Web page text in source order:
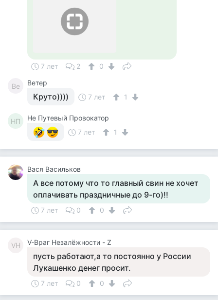
7 лет 2 0
Ве Ветер
Круто)))) 7 лет 1
НП
Не Путевый Провокатор
7 лет
1
Вася Васильков
А все потому что то главный свин не хочет
оплачивать праздничные до 9-го)!!
7 лет 0 0
VН V-Враг Незалёжности - Z
пусть работают,а то постоянно у России
Лукашенко денег просит.
7 лет 0 0